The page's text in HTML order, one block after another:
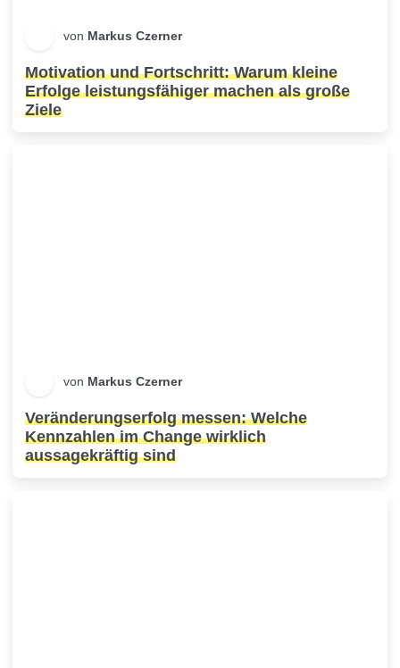
von Markus Czerner
Motivation und Fortschritt: Warum kleine
Erfolge leistungsfähiger machen als große
Ziele
von Markus Czerner
Veränderungserfolg messen: Welche
Kennzahlen im Change wirklich
aussagekräftig sind